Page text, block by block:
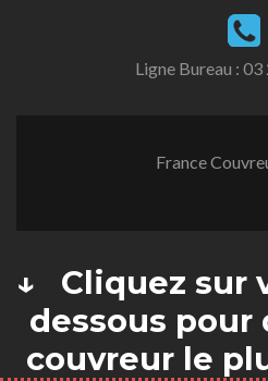
Ligne Bureau : 03
France
↓ Cliquez sur
dessous pour
couvreur le